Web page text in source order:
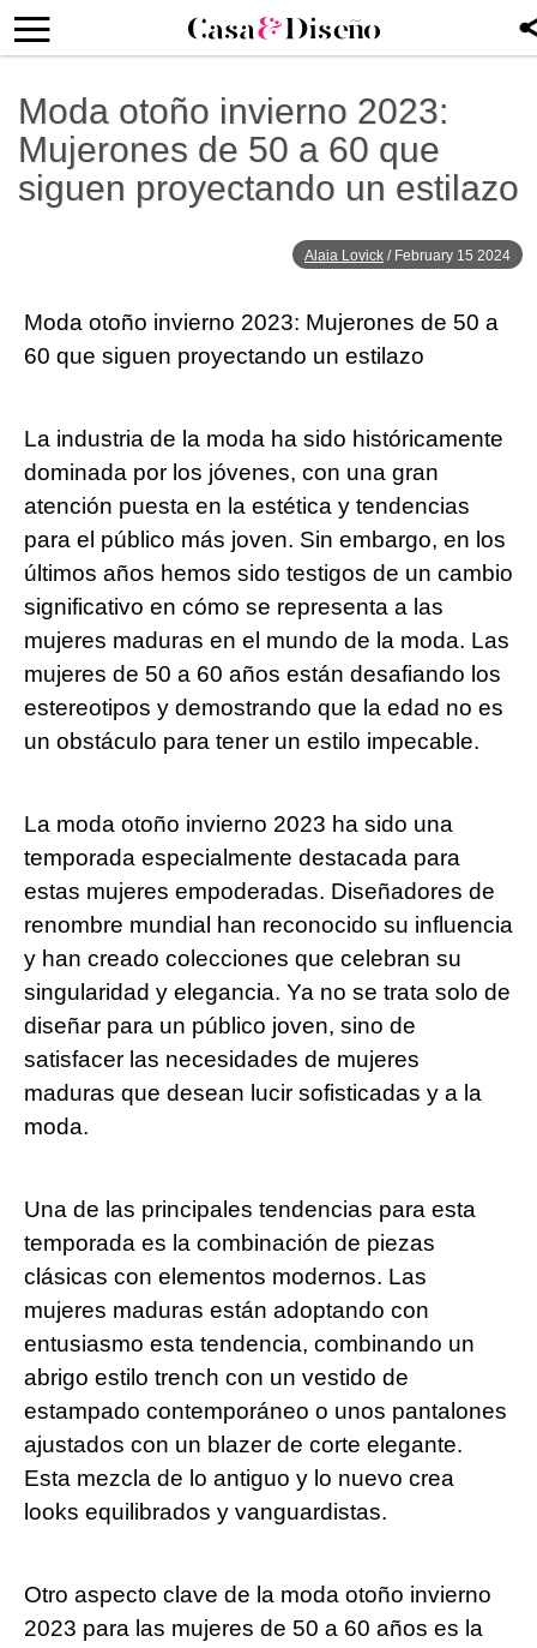
Moda otoño invierno 2023:
Mujerones de 50 a 60 que
siguen proyectando un estilazo
Alaia Lovick / February 15 2024
Moda otoño invierno 2023: Mujerones de 50 a
60 que siguen proyectando un estilazo
La industria de la moda ha sido históricamente
dominada por los jóvenes, con una gran
atención puesta en la estética y tendencias
para el público más joven. Sin embargo, en los
últimos años hemos sido testigos de un cambio
significativo en cómo se representa a las
mujeres maduras en el mundo de la moda. Las
mujeres de 50 a 60 años están desafiando los
estereotipos y demostrando que la edad no es
un obstáculo para tener un estilo impecable.
La moda otoño invierno 2023 ha sido una
temporada especialmente destacada para
estas mujeres empoderadas. Diseñadores de
renombre mundial han reconocido su influencia
y han creado colecciones que celebran su
singularidad y elegancia. Ya no se trata solo de
diseñar para un público joven, sino de
satisfacer las necesidades de mujeres
maduras que desean lucir sofisticadas y a la
moda.
Una de las principales tendencias para esta
temporada es la combinación de piezas
clásicas con elementos modernos. Las
mujeres maduras están adoptando con
entusiasmo esta tendencia, combinando un
abrigo estilo trench con un vestido de
estampado contemporáneo o unos pantalones
ajustados con un blazer de corte elegante.
Esta mezcla de lo antiguo y lo nuevo crea
looks equilibrados y vanguardistas.
Otro aspecto clave de la moda otoño invierno
2023 para las mujeres de 50 a 60 años es la